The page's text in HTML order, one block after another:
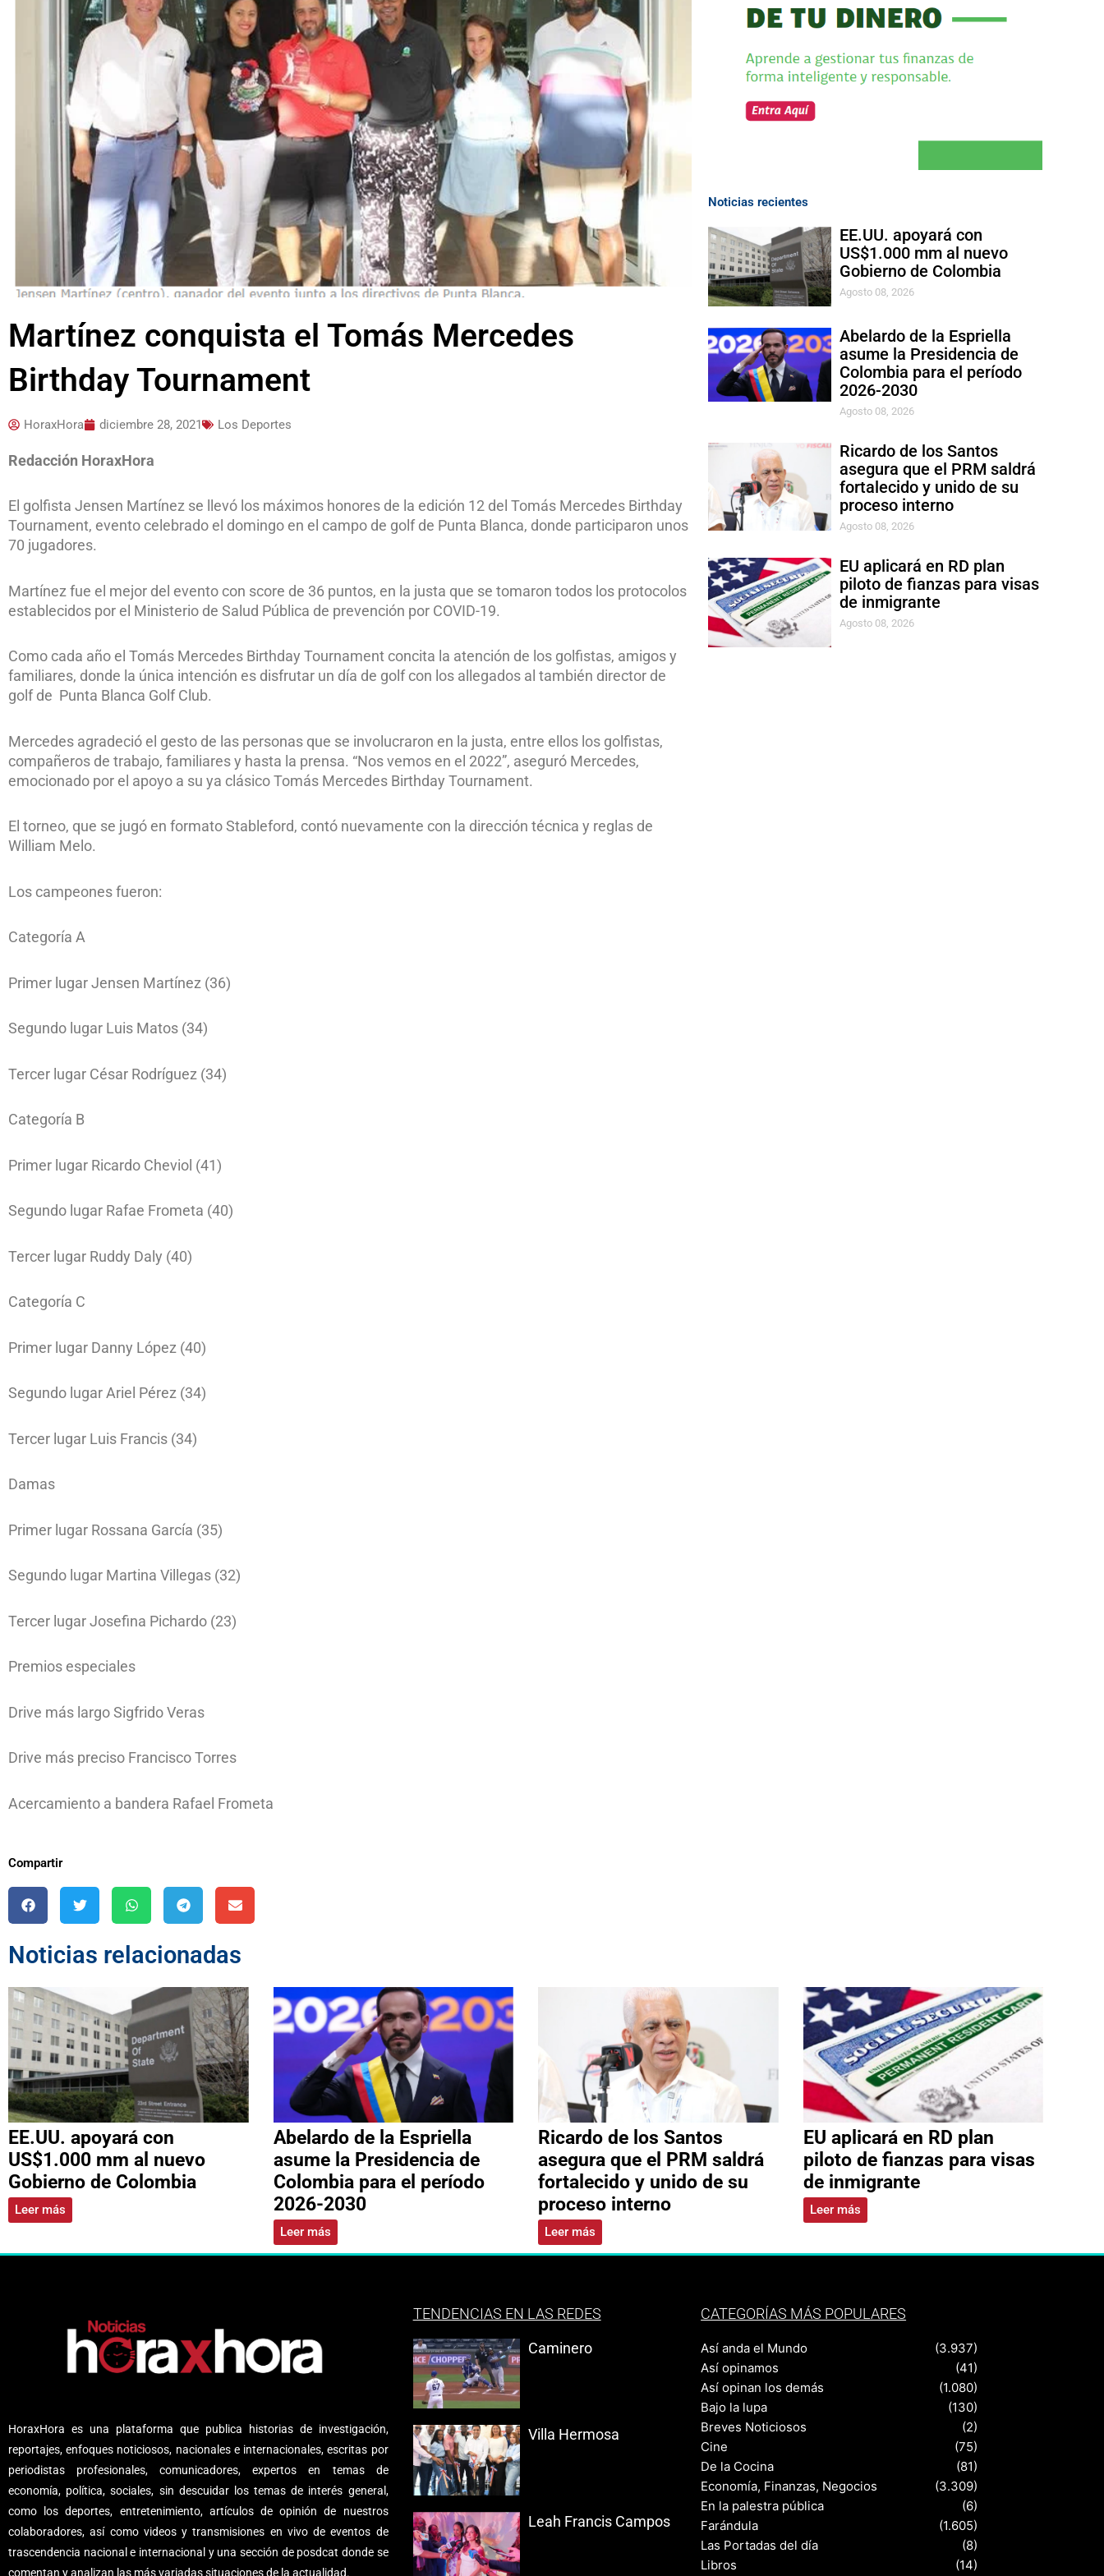
Martínez conquista el Tomás Mercedes
Birthday Tournament
HoraxHora diciembre 28, 2021 Los Deportes
Redacción HoraxHora
El golfista Jensen Martínez se llevó los máximos honores de la edición 12 del Tomás Mercedes Birthday
Tournament, evento celebrado el domingo en el campo de golf de Punta Blanca, donde participaron unos
70 jugadores.
Martínez fue el mejor del evento con score de 36 puntos, en la justa que se tomaron todos los protocolos
establecidos por el Ministerio de Salud Pública de prevención por COVID-19.
Como cada año el Tomás Mercedes Birthday Tournament concita la atención de los golfistas, amigos y
familiares, donde la única intención es disfrutar un día de golf con los allegados al también director de
golf de Punta Blanca Golf Club.
Mercedes agradeció el gesto de las personas que se involucraron en la justa, entre ellos los golfistas,
compañeros de trabajo, familiares y hasta la prensa. “Nos vemos en el 2022”, aseguró Mercedes,
emocionado por el apoyo a su ya clásico Tomás Mercedes Birthday Tournament.
El torneo, que se jugó en formato Stableford, contó nuevamente con la dirección técnica y reglas de
William Melo.
Los campeones fueron:
Categoría A
Primer lugar Jensen Martínez (36)
Segundo lugar Luis Matos (34)
Tercer lugar César Rodríguez (34)
Categoría B
Primer lugar Ricardo Cheviol (41)
Segundo lugar Rafae Frometa (40)
Tercer lugar Ruddy Daly (40)
Categoría C
Primer lugar Danny López (40)
Segundo lugar Ariel Pérez (34)
Tercer lugar Luis Francis (34)
Damas
Primer lugar Rossana García (35)
Segundo lugar Martina Villegas (32)
Tercer lugar Josefina Pichardo (23)
Premios especiales
Drive más largo Sigfrido Veras
Drive más preciso Francisco Torres
Acercamiento a bandera Rafael Frometa
Compartir
Noticias recientes
EE.UU. apoyará con
US$1.000 mm al nuevo
Gobierno de Colombia
Agosto 08, 2026
Abelardo de la Espriella
asume la Presidencia de
Colombia para el período
2026-2030
Agosto 08, 2026
Ricardo de los Santos
asegura que el PRM saldrá
fortalecido y unido de su
proceso interno
Agosto 08, 2026
EU aplicará en RD plan
piloto de fianzas para visas
de inmigrante
Agosto 08, 2026
Noticias relacionadas
EE.UU. apoyará con
US$1.000 mm al nuevo
Gobierno de Colombia
Leer más
Abelardo de la Espriella
asume la Presidencia de
Colombia para el período
2026-2030
Leer más
Ricardo de los Santos
asegura que el PRM saldrá
fortalecido y unido de su
proceso interno
Leer más
EU aplicará en RD plan
piloto de fianzas para visas
de inmigrante
Leer más
HoraxHora es una plataforma que publica historias de investigación,
reportajes, enfoques noticiosos, nacionales e internacionales, escritas por
periodistas profesionales, comunicadores, expertos en temas de
economía, política, sociales, sin descuidar los temas de interés general,
como los deportes, entretenimiento, artículos de opinión de nuestros
colaboradores, así como videos y transmisiones en vivo de eventos de
trascendencia nacional e internacional y una sección de posdcat donde se
comentan y analizan las más variadas situaciones de la actualidad.
TENDENCIAS EN LAS REDES
Caminero
Villa Hermosa
Leah Francis Campos
CATEGORÍAS MÁS POPULARES
Así anda el Mundo
(3.937)
Así opinamos
(41)
Así opinan los demás
(1.080)
Bajo la lupa
(130)
Breves Noticiosos
(2)
Cine
(75)
De la Cocina
(81)
Economía, Finanzas, Negocios
(3.309)
En la palestra pública
(6)
Farándula
(1.605)
Las Portadas del día
(8)
Libros
(14)